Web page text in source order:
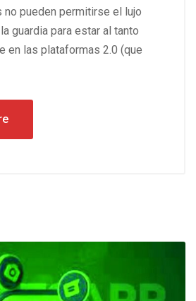
no pueden permitirse el lujo
guardia para estar al tanto
en las plataformas 2.0 (que